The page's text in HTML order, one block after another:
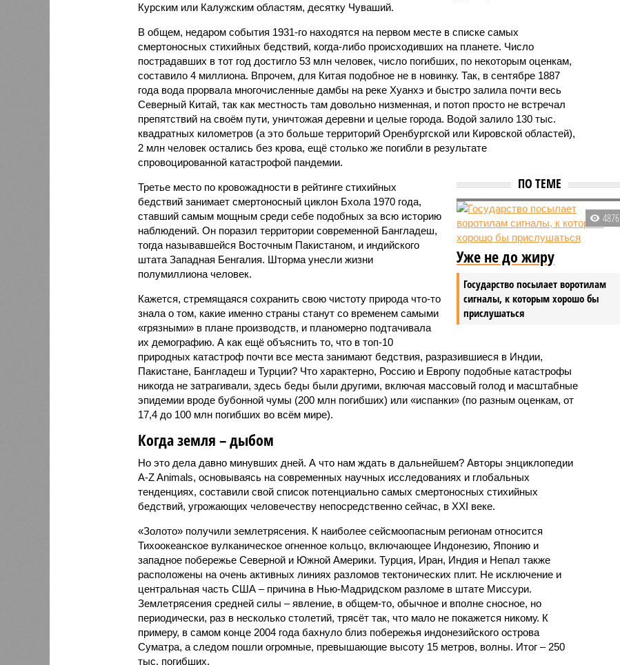
Курским или Калужским областям, десятку Чуваший.
В общем, недаром события 1931-го находятся на первом месте в списке самых
смертоносных стихийных бедствий, когда-либо происходивших на планете. Число
пострадавших в тот год достигло 53 млн человек, число погибших, по некоторым оценкам,
составило 4 миллиона. Впрочем, для Китая подобное не в новинку. Так, в сентябре 1887
года вода прорвала многочисленные дамбы на реке Хуанхэ и быстро залила почти весь
Северный Китай, так как местность там довольно низменная, и потоп просто не встречал
препятствий на своём пути, уничтожая деревни и целые города. Водой залило 130 тыс.
квадратных километров (а это больше территорий Оренбургской или Кировской областей),
2 млн человек остались без крова, ещё столько же погибли в результате
спровоцированной катастрофой пандемии.
ПО ТЕМЕ
4876
Уже не до жиру
Государство посылает воротилам
сигналы, к которым хорошо бы
прислушаться
Третье место по кровожадности в рейтинге стихийных
бедствий занимает смертоносный циклон Бхола 1970 года,
ставший самым мощным среди себе подобных за всю историю
наблюдений. Он поразил территории современной Бангладеш,
тогда называвшейся Восточным Пакистаном, и индийского
штата Западная Бенгалия. Шторма унесли жизни
полумиллиона человек.
Кажется, стремящаяся сохранить свою чистоту природа что-то
знала о том, какие именно страны станут со временем самыми
«грязными» в плане производств, и планомерно подтачивала
их демографию. А как ещё объяснить то, что в топ-10
природных катастроф почти все места занимают бедствия, разразившиеся в Индии,
Пакистане, Бангладеш и Турции? Что характерно, Россию и Европу подобные катастрофы
никогда не затрагивали, здесь беды были другими, включая массовый голод и масштабные
эпидемии вроде бубонной чумы (200 млн погибших) или «испанки» (по разным оценкам, от
17,4 до 100 млн погибших во всём мире).
Когда земля – дыбом
Но это дела давно минувших дней. А что нам ждать в дальнейшем? Авторы энциклопедии
A-Z Animals, основываясь на современных научных исследованиях и глобальных
тенденциях, составили свой список потенциально самых смертоносных стихийных
бедствий, угрожающих человечеству непосредственно сейчас, в XXI веке.
«Золото» получили землетрясения. К наиболее сейсмоопасным регионам относится
Тихоокеанское вулканическое огненное кольцо, включающее Индонезию, Японию и
западное побережье Северной и Южной Америки. Турция, Иран, Индия и Непал также
расположены на очень активных линиях разломов тектонических плит. Не исключение и
центральная часть США – причина в Нью-Мадридском разломе в штате Миссури.
Землетрясения средней силы – явление, в общем-то, обычное и вполне сносное, но
периодически, раз в несколько столетий, трясёт так, что мало не покажется никому. К
примеру, в самом конце 2004 года бахнуло близ побережья индонезийского острова
Суматра, а следом пошли огромные, превышающие высоту 15 метров, волны. Итог – 250
тыс. погибших.